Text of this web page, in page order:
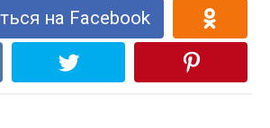
на Facebook